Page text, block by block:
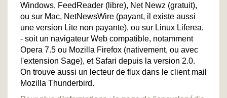
Windows, FeedReader (libre), Net Newz (gratuit),
ou sur Mac, NetNewsWire (payant, il existe aussi
une version Lite non payante), ou sur Linux Liferea.
- soit un navigateur Web compatible, notamment
Opera 7.5 ou Mozilla Firefox (nativement, ou avec
l'extension Sage), et Safari depuis la version 2.0.
On trouve aussi un lecteur de flux dans le client mail
Mozilla Thunderbird.